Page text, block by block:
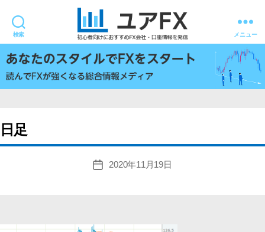
検索
ユ
ア
FX
メニュー
日足
投
2020年11月19日